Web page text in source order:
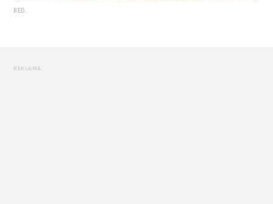
RED.
REKLAMA